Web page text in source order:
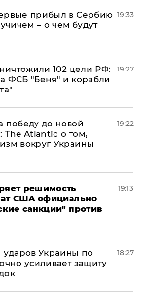
прибыл в Сербию
– о чем будут
19:33
102 цели РФ:
ФСБ "Беня" и корабли
19:27
победу до новой
The Atlantic о том,
вокруг Украины
19:22
решимость
США официально
санкции" против
19:13
ударов Украины по
усиливает защиту
18:27